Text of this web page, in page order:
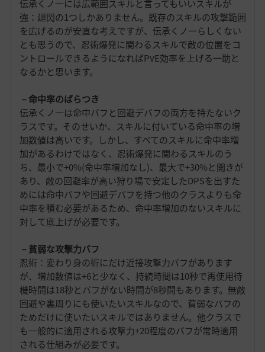
伝承くノ一には広範囲スキルと言ってもいいスキルが
強：廻閃の1つしかありません。既存のスキルの攻撃範囲
を広げるのが安直な考えですが、伝承くノ一らしくない
とも思うので、忍術爆発に関わるスキルで敵の位置をコ
ントロールできるようになればPvE効率を上げる一助と
なるかと思います。
－命中率のばらつき
伝承くノ一は命中バフと回避デバフの両方を持たないク
ラスです。そのせいか、スキルに付いている命中率の増
加数値は高いです。しかし、すべてのスキルに命中率増
加があるわけではなく、忍術爆発に関わるスキルのう
ち、最小で+0%(命中率増加なし)、最大で+30%と開きが
あり、敵の回避率が高い狩り場で安定したDPSを出すた
めには命中バフや回避デバフを持つ他のクラスよりも命
中率を積む必要があるため、命中率増加のないスキルに
対して底上げが必要です。
－貧弱な攻撃力バフ
忍術：変わり身の術にだけ近接攻撃力バフがあります
が、増加数値は+6と少なく、持続時間は10秒で再使用待
機時間は18秒とバフがない時間が8秒間もあります。無敵
回避や裏周りにも使いたいスキルなので、貧弱なバフの
ためだけに使いたいスキルではありません。他クラスで
も一般的に適用される攻撃力+20程度のバフが常時適用
される仕組みが必要です。